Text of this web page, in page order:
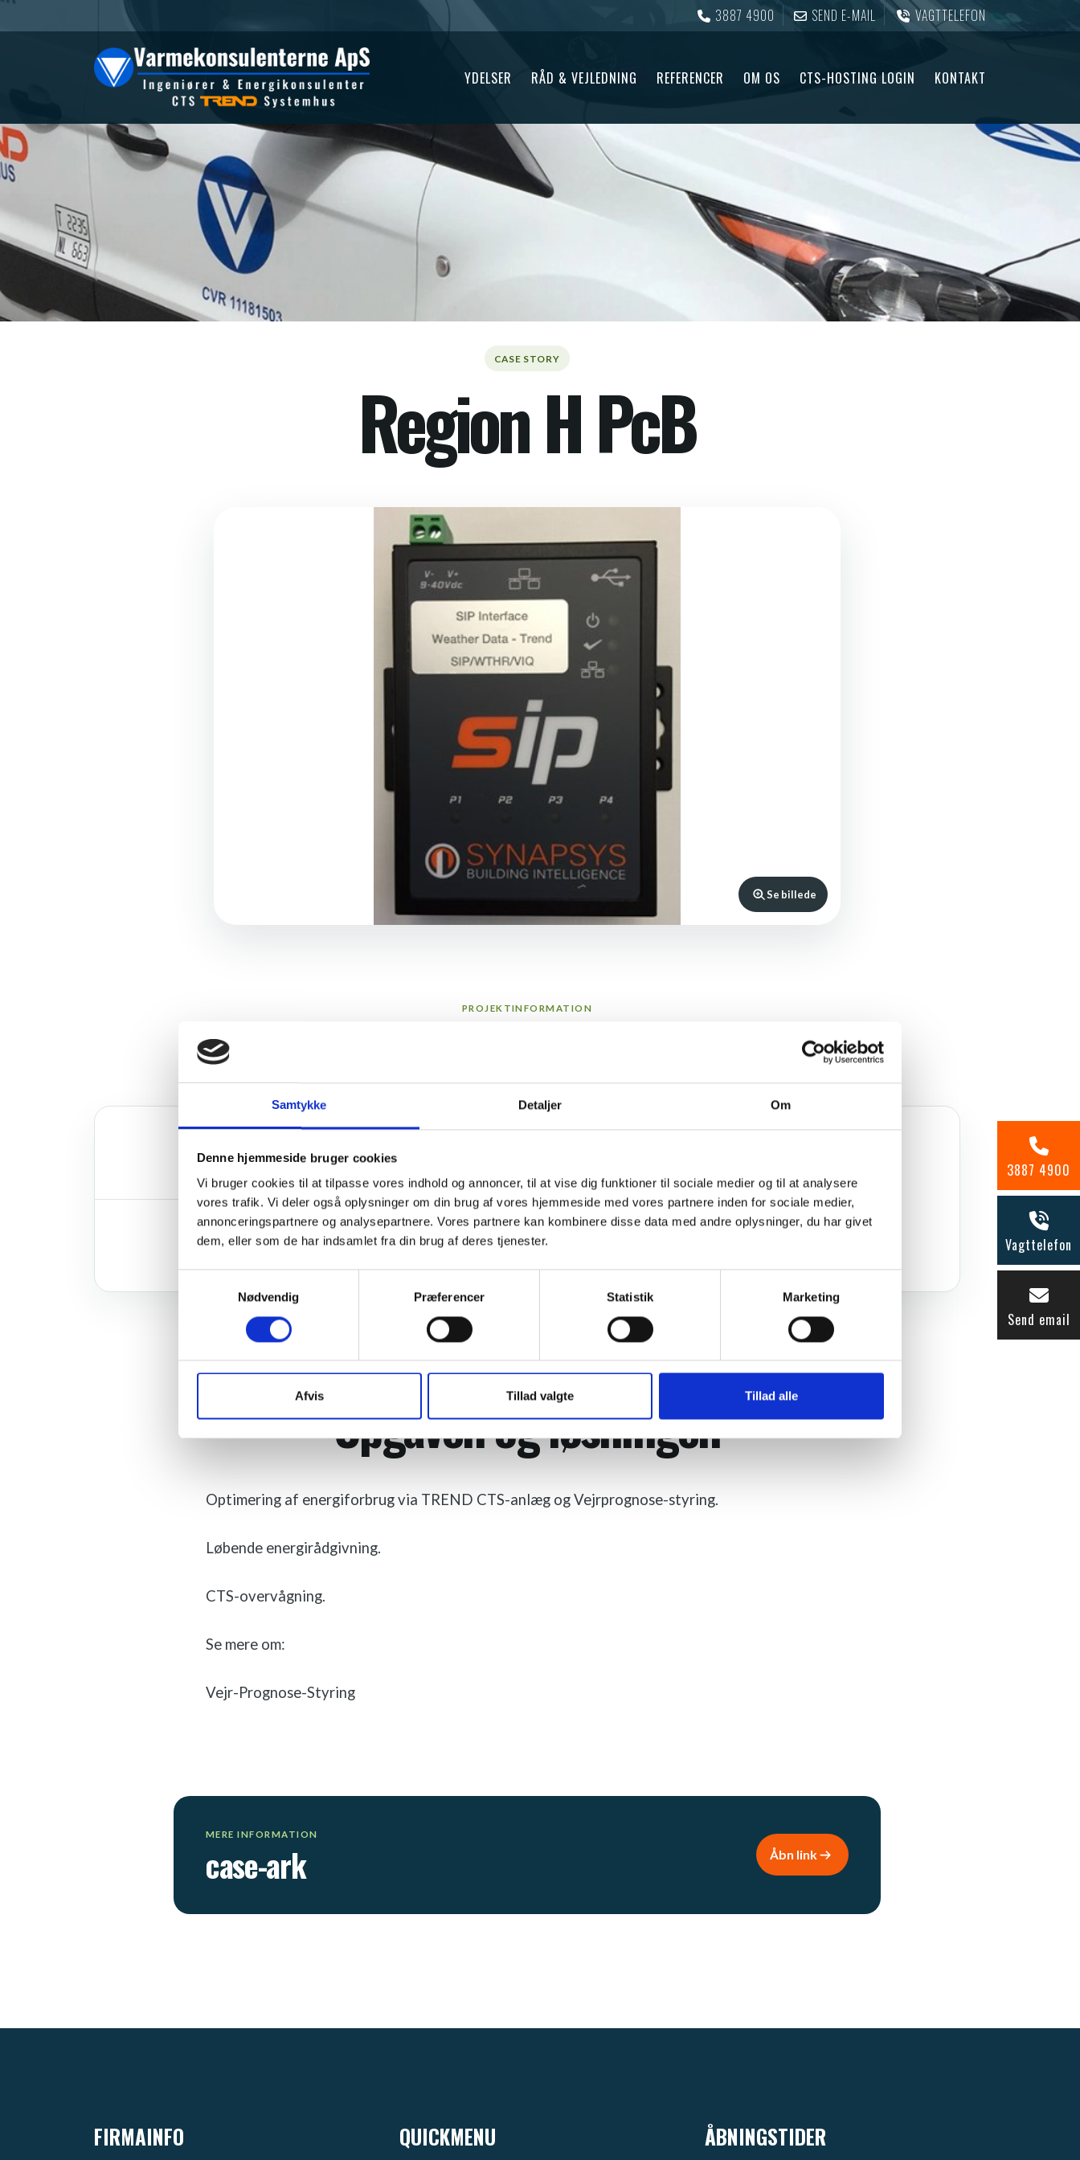
Samtykke Detaljer Om
Denne hjemmeside bruger cookies
Vi bruger cookies til at tilpasse vores indhold og annoncer, til at vise dig funktioner til sociale medier og til at analysere
vores trafik. Vi deler også oplysninger om din brug af vores hjemmeside med vores partnere inden for sociale medier,
annonceringspartnere og analysepartnere. Vores partnere kan kombinere disse data med andre oplysninger, du har givet
dem, eller som de har indsamlet fra din brug af deres tjenester.
Nødvendig
Præferencer Statistik Marketing
Afvis Tillad valgte Tillad alle
til
3887 4900 SEND E-MAIL VAGTTELEFON
YDELSER RÅD & VEJLEDNING REFERENCER OM OS CTS-HOSTING LOGIN KONTAKT
CASE STORY
Region H PcB
Se billede
PROJEKTINFORMATION
2014
EJENDOMSTYPE ANTAL ENERGI – VARMECENTRAL
Opgaven og løsningen
Optimering af energiforbrug via TREND CTS-anlæg og Vejrprognose-styring.
Løbende energirådgivning.​
CTS-overvågning.
Se mere om:
Vejr-Prognose-Styring​
MERE INFORMATION
case-ark​ Åbn link
FIRMAINFO QUICKMENU ÅBNINGSTIDER
3887 4900
Vagttelefon
Send email